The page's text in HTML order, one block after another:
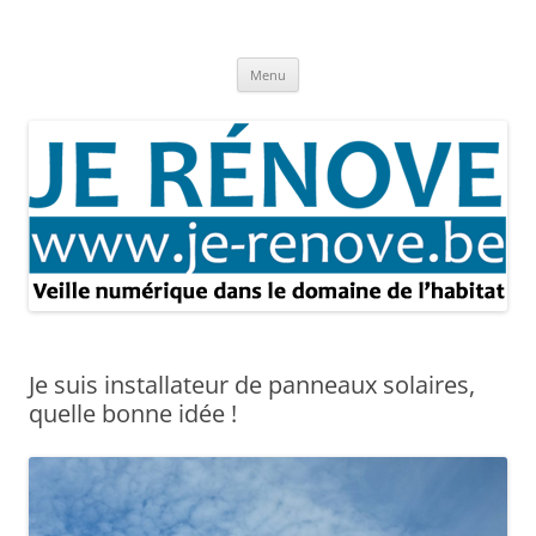
Menu
Je suis installateur de panneaux solaires,
quelle bonne idée !